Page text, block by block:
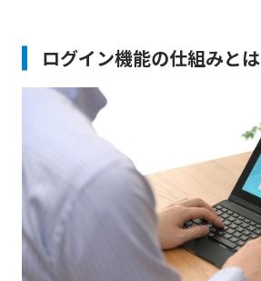
ログイン機能の仕組みとは